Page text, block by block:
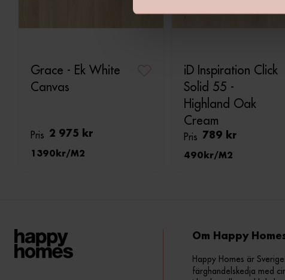
s
Grace - Ek White
Canvas
Pris 2 975 kr
1390 M2
iD Inspiration Click
Solid 55 -
Highland Oak
Cream
Pris 789 kr
490 M2
Om Happy
Happy Homes är
färghandelskedja med